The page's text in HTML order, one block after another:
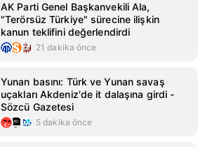
AK Parti Genel Başkanvekili Ala,
"Terörsüz Türkiye" sürecine ilişkin
kanun teklifini değerlendirdi
21 dakika önce
Yunan basını: Türk ve Yunan savaş
uçakları Akdeniz'de it dalaşına girdi -
Sözcü Gazetesi
5 dakika önce